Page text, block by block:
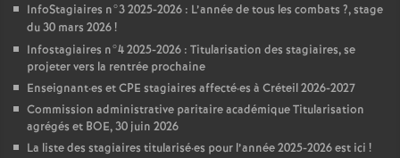
InfoStagiaires n°3 2025-2026 : L’année de tous les combats ?, stage
du 30 mars 2026!
Infostagiaires n°4 2025-2026 : Titularisation des stagiaires, se
projeter vers la rentrée prochaine
Enseignant·es etCPE stagiaires affecté·es à Créteil 2026-2027
Commission administrative paritaire académique Titularisation
agrégés et BOE, 30 juin 2026
La liste des stagiaires titularisé·es pour l’année 2025-2026 est ici !